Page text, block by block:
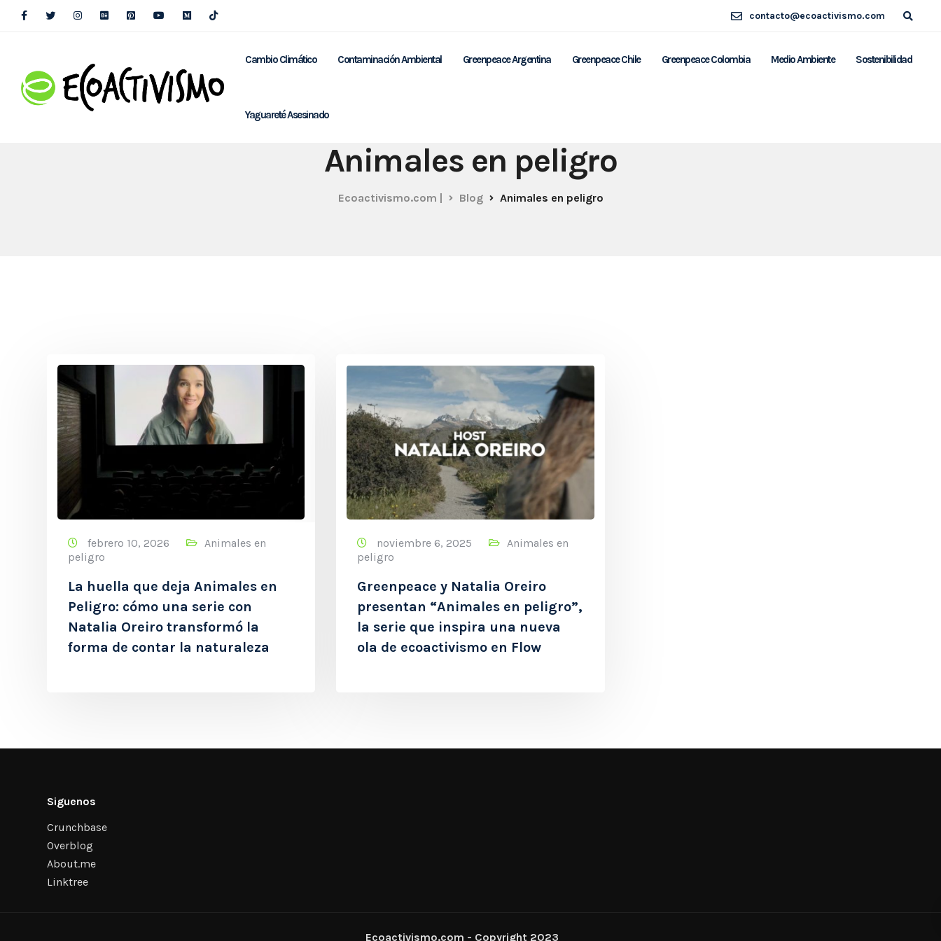
contacto@ecoactivismo.com
Cambio Climático Contaminación Ambiental Greenpeace Argentina Greenpeace Chile Greenpeace Colombia Medio Ambiente Sostenibilidad
Yaguareté Asesinado
Animales en peligro
Ecoactivismo.com | Blog Animales en peligro
febrero 10, 2026
Animales en
peligro
La huella que deja Animales en
Peligro: cómo una serie con
Natalia Oreiro transformó la
forma de contar la naturaleza
noviembre 6, 2025
Animales en
peligro
Greenpeace y Natalia Oreiro
presentan “Animales en peligro”,
la serie que inspira una nueva
ola de ecoactivismo en Flow
Siguenos
Crunchbase
Overblog
About.me
Linktree
Ecoactivismo.com - Copyright 2023